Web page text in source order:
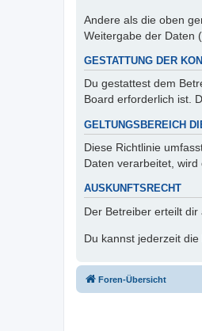
Andere als die oben
Weitergabe der Daten
GESTATTUNG DER
Du gestattest dem
Board erforderlich ist.
GELTUNGSBEREICH
Diese Richtlinie
Daten verarbeitet,
AUSKUNFTSRECHT
Der Betreiber erteilt dir
Du kannst jederzeit
Foren-Übersicht